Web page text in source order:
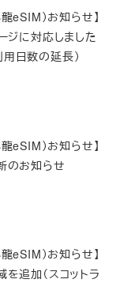
eSIM）お知らせ】
ジに対応しました
用日数の延長）
eSIM）お知らせ】
のお知らせ
eSIM）お知らせ】
を追加（スコットラ